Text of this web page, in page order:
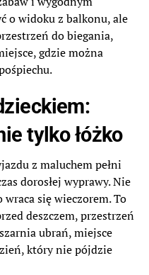
o widoku z balkonu, ale
do biegania,
gdzie można
tylko łóżko
z maluchem pełni
dorosłej wyprawy. Nie
się wieczorem. To
deszczem, przestrzeń
ubrań, miejsce
który nie pójdzie